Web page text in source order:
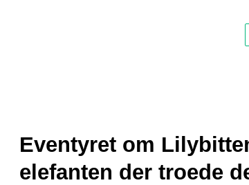
Eventyret om
elefanten der troede